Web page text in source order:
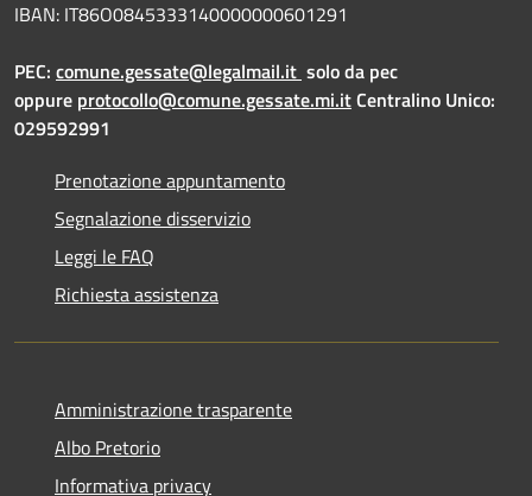
IBAN: IT86O0845333140000000601291
PEC: comune.gessate@legalmail.it solo da pec
oppure protocollo@comune.gessate.mi.itCentralino Unico:
029592991
Prenotazione appuntamento
Segnalazione disservizio
Leggi le FAQ
Richiesta assistenza
Amministrazione trasparente
Albo Pretorio
Informativa privacy